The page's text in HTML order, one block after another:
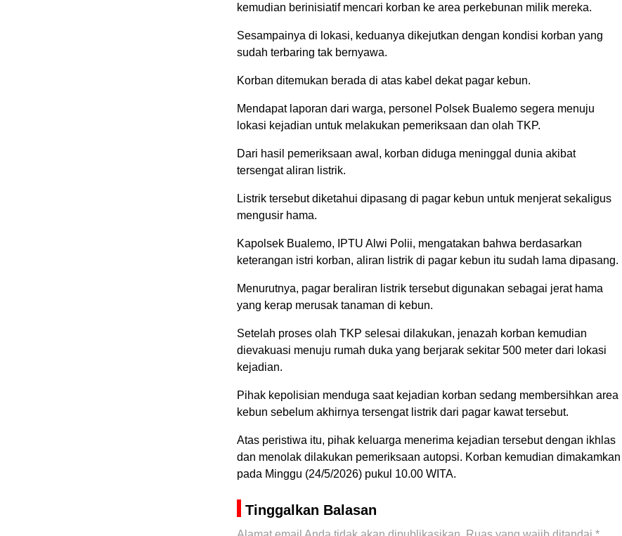
kemudian berinisiatif mencari korban ke area perkebunan milik mereka.
Sesampainya di lokasi, keduanya dikejutkan dengan kondisi korban yang
sudah terbaring tak bernyawa.
Korban ditemukan berada di atas kabel dekat pagar kebun.
Mendapat laporan dari warga, personel Polsek Bualemo segera menuju
lokasi kejadian untuk melakukan pemeriksaan dan olah TKP.
Dari hasil pemeriksaan awal, korban diduga meninggal dunia akibat
tersengat aliran listrik.
Listrik tersebut diketahui dipasang di pagar kebun untuk menjerat sekaligus
mengusir hama.
Kapolsek Bualemo, IPTU Alwi Polii, mengatakan bahwa berdasarkan
keterangan istri korban, aliran listrik di pagar kebun itu sudah lama dipasang.
Menurutnya, pagar beraliran listrik tersebut digunakan sebagai jerat hama
yang kerap merusak tanaman di kebun.
Setelah proses olah TKP selesai dilakukan, jenazah korban kemudian
dievakuasi menuju rumah duka yang berjarak sekitar 500 meter dari lokasi
kejadian.
Pihak kepolisian menduga saat kejadian korban sedang membersihkan area
kebun sebelum akhirnya tersengat listrik dari pagar kawat tersebut.
Atas peristiwa itu, pihak keluarga menerima kejadian tersebut dengan ikhlas
dan menolak dilakukan pemeriksaan autopsi. Korban kemudian dimakamkan
pada Minggu (24/5/2026) pukul 10.00 WITA.
Tinggalkan Balasan